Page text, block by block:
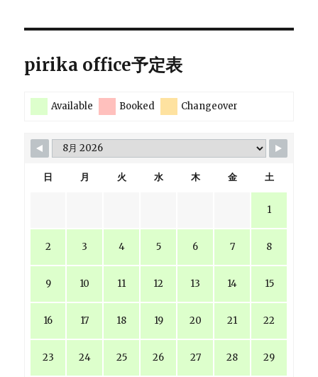
pirika office予定表
Available Booked Changeover
日 月 火 水 木 金 土
1
2 3 4 5 6 7 8
9 10 11 12 13 14 15
16 17 18 19 20 21 22
23 24 25 26 27 28 29